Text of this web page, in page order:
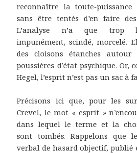
reconnaître la toute-
sans être tentés d’en faire
L’analyse n’a que trop
impunément, scindé, morcelé.
des cloisons étanches
poussières d’état psychique. Or,
Hegel, l’esprit n’est pas un sac à
Précisons ici que, pour les
Crevel, le mot « esprit »
dans lequel le terme et la
sont tombés. Rappelons que
verbal de hasard objectif, publié